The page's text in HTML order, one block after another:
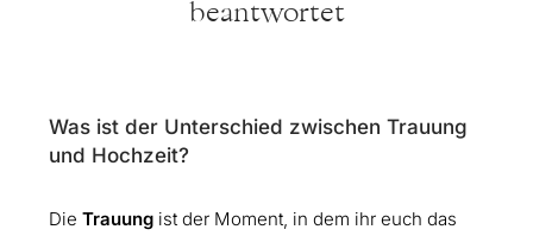
beantwortet
Was ist der Unterschied zwischen Trauung
und Hochzeit?
Die Trauung ist der Moment, in dem ihr euch das